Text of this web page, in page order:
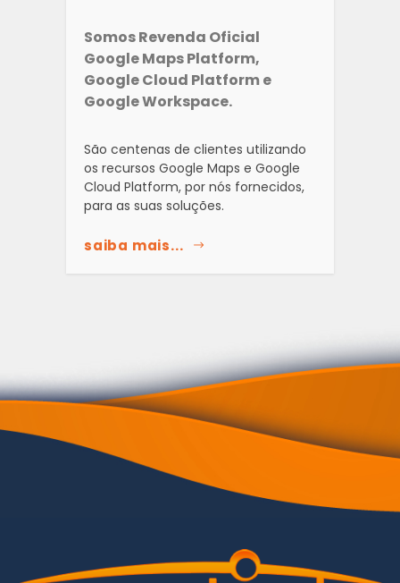
Somos Revenda Oficial
Google Maps Platform,
Google Cloud Platform e
Google Workspace.
São centenas de clientes utilizando
os recursos Google Maps e Google
Cloud Platform, por nós fornecidos,
para as suas soluções.
saiba mais...